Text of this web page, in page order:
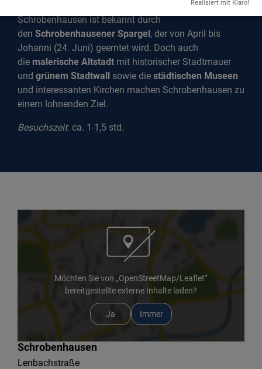
Schrobenhausen ist bekannt durch
den Schrobenhausener Spargel, der von April bis
Johanni (24. Juni) geerntet wird. Doch auch
die malerische Altstadt mit historischer Stadtmauer
und grünem Stadtwall sowie die städtischen Museen
und interessanten Kirchen machen Schrobenhausen zu
einem lohnenden Ziel.
Besuchszeit: ca. 1-1,5 std.
Möchten Sie von „OpenStreetMap/Leaflet“
bereitgestellte externe Inhalte laden?
Ja Immer
Schrobenhausen
Lenbachstraße
Realisiert mit Klaro!